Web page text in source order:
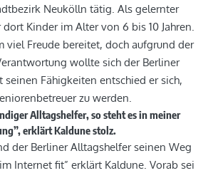
Neukölln tätig. Als gelernter
dort Kinder im Alter von 6 bis 10 Jahren.
viel Freude bereitet, doch aufgrund der
wollte sich der Berliner
Fähigkeiten entschied er sich,
zu werden.
Alltagshelfer, so steht es in meiner
erklärt Kaldune stolz.
der Berliner Alltagshelfer seinen Weg
Internet fit” erklärt Kaldune. Vorab sei